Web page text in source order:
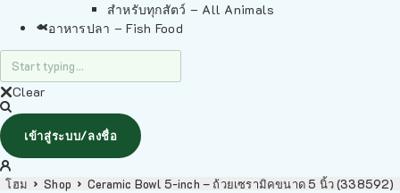
สำหรับทุกสัตว์ – All Animals
อาหารปลา – Fish Food
Clear
เข้าสู่ระบบ/ลงชื่อ
โฮม Shop Ceramic Bowl 5-inch – ถ้วยเซรามิคขนาด 5 นิ้ว (338592)